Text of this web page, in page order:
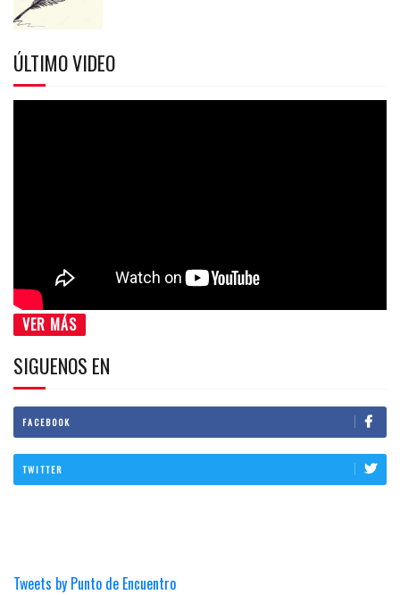
ÚLTIMO VIDEO
VER MÁS
SIGUENOS EN
FACEBOOK
TWITTER
Tweets by Punto de Encuentro